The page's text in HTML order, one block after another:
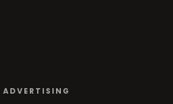
ADVERTISING